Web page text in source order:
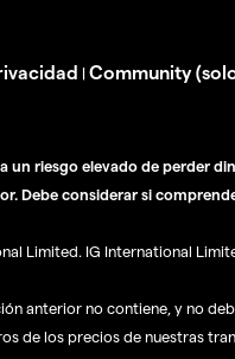
| Community
un riesgo elevado de perder
Debe considerar si
Limited. IG International
anterior no contiene, y no
de los precios de nuestras